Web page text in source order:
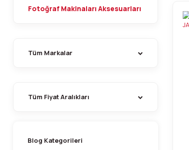
Fotoğraf Makinaları Aksesuarları
Tüm Markalar
Tüm Fiyat Aralıkları
Blog Kategorileri